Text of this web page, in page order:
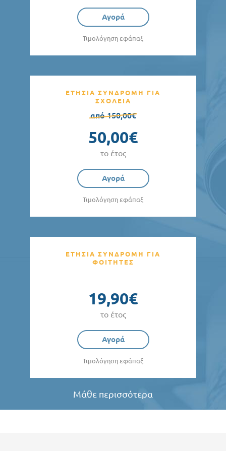
Αγορά
Τιμολόγηση εφάπαξ
ΕΤΗΣΙΑ ΣΥΝΔΡΟΜΗ ΓΙΑ
ΣΧΟΛΕΙΑ
από 150,00€
50,00€
το έτος
Αγορά
Τιμολόγηση εφάπαξ
ΕΤΗΣΙΑ ΣΥΝΔΡΟΜΗ ΓΙΑ
ΦΟΙΤΗΤΕΣ
19,90€
το έτος
Αγορά
Τιμολόγηση εφάπαξ
Μάθε περισσότερα